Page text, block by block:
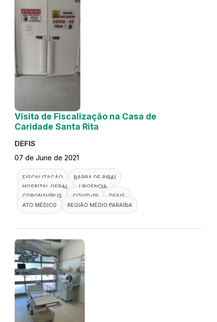
Visita de Fiscalização na Casa de
Caridade Santa Rita
DEFIS
07 de June de 2021
FISCALIZAÇÃO
BARRA DE PIRAÍ
HOSPITAL GERAL
URGÊNCIA
CORONAVÍRUS
COVID-19
DEFIS
ATO MÉDICO
REGIÃO MÉDIO PARAÍBA